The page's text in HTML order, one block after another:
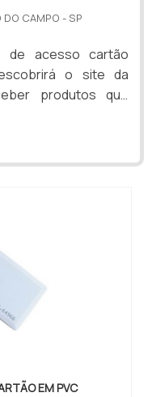
DO CAMPO - SP
de acesso cartão
o site da
produtos que
destaque por um
ampla experiência
EM PVC